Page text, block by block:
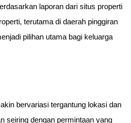
laporan dari situs properti
terutama di daerah pinggiran
pilihan utama bagi keluarga
bervariasi tergantung lokasi dan
seiring dengan permintaan yang